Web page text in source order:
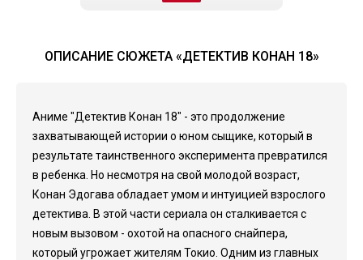
ОПИСАНИЕ СЮЖЕТА «ДЕТЕКТИВ КОНАН 18»
Аниме "Детектив Конан 18" - это продолжение
захватывающей истории о юном сыщике, который в
результате таинственного эксперимента превратился
в ребенка. Но несмотря на свой молодой возраст,
Конан Эдогава обладает умом и интуицией взрослого
детектива. В этой части сериала он сталкивается с
новым вызовом - охотой на опасного снайпера,
который угрожает жителям Токио. Одним из главных